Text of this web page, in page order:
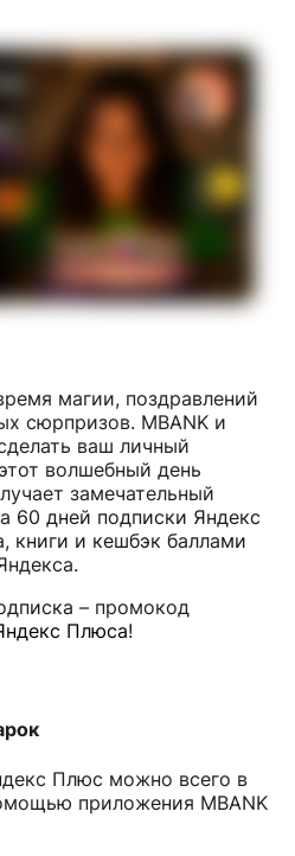
магии, поздравлений
сюрпризов. MBANK и
ваш личный
волшебный день
замечательный
60 дней подписки Яндекс
и кешбэк баллами
– промокод
Плюса!
Плюс можно всего в
приложения MBANK